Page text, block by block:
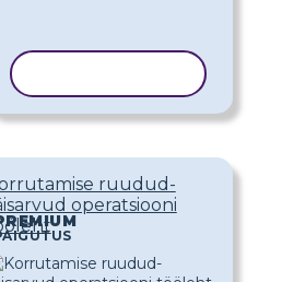
ruudud-
operatsiooni